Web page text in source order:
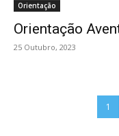
Orientação
Orientação
25 Outubro, 2023
1